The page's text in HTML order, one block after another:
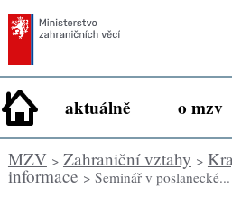
aktuálně o mzv
MZV> Zahraniční vztahy >
informace > Seminář v poslanecké...